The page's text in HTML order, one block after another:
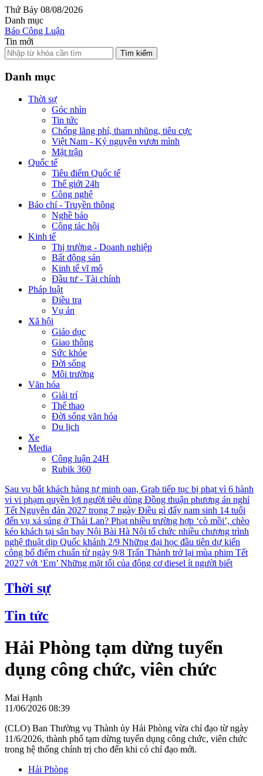
Thứ Bảy 08/08/2026
Danh mục
Báo Công Luận
Tin mới
Tìm kiếm
Danh mục
Thời sự
Góc nhìn
Tin tức
Chống lãng phí, tham nhũng, tiêu cực
Việt Nam - Kỷ nguyên vươn mình
Mặt trận
Quốc tế
Tiêu điểm Quốc tế
Thế giới 24h
Công nghệ
Báo chí - Truyền thông
Nghề báo
Công tác hội
Kinh tế
Thị trường - Doanh nghiệp
Bất động sản
Kinh tế vĩ mô
Đầu tư - Tài chính
Pháp luật
Điều tra
Vụ án
Xã hội
Giáo dục
Giao thông
Sức khỏe
Đời sống
Môi trường
Văn hóa
Giải trí
Thể thao
Đời sống văn hóa
Du lịch
Xe
Media
Công luận 24H
Rubik 360
Sau vụ bắt khách hàng tự minh oan, Grab tiếp tục bị phạt vì 6 hành
vi vi phạm quyền lợi người tiêu dùng Đồng thuận phương án nghỉ
Tết Nguyên đán 2027 trong 7 ngày Điều gì đẩy nam sinh 14 tuổi
đến vụ xả súng ở Thái Lan? Phạt nhiều trường hợp ‘cò mồi’, chèo
kéo khách tại sân bay Nội Bài Hà Nội tổ chức nhiều chương trình
nghệ thuật dịp Quốc khánh 2/9 Những đại học đầu tiên dự kiến
công bố điểm chuẩn từ ngày 9/8 Trấn Thành trở lại mùa phim Tết
2027 với ‘Em’ Những mặt tối của động cơ diesel ít người biết
Thời sự
Tin tức
Hải Phòng tạm dừng tuyển
dụng công chức, viên chức
Mai Hạnh
11/06/2026 08:39
(CLO) Ban Thường vụ Thành ủy Hải Phòng vừa chỉ đạo từ ngày
11/6/2026, thành phố tạm dừng tuyển dụng công chức, viên chức
trong hệ thống chính trị cho đến khi có chỉ đạo mới.
Hải Phòng